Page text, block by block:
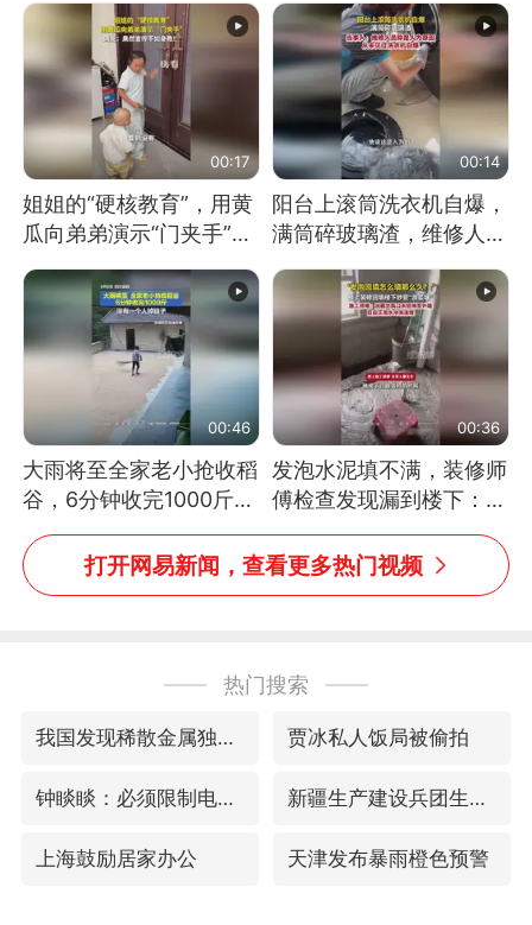
00:17
姐姐的“硬核教育”，用黄
瓜向弟弟演示“门夹手”，
网友：果然言传不如身
教！
00:14
阳台上滚筒洗衣机自爆，
满筒碎玻璃渣，维修人员
称是人为原因，从未见过
洗衣机自爆
00:46
大雨将至全家老小抢收稻
谷，6分钟收完1000斤，
没有一个人掉链子
00:36
发泡水泥填不满，装修师
傅检查发现漏到楼下：出
风口未延伸到外墙
打开网易新闻，查看更多热门视频
热门搜索
我国发现稀散金属独立新矿物——乌斯河锗矿 贾冰私人饭局被偷拍
钟睒睒：必须限制电商平台权力 新疆生产建设兵团生态环境局原局长被查
上海鼓励居家办公 天津发布暴雨橙色预警